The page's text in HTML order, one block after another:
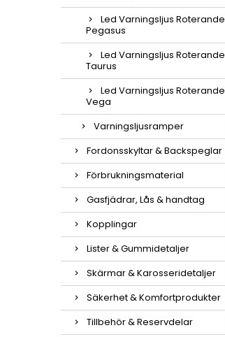
Led Varningsljus Roterande
Pegasus
Led Varningsljus Roterande
Taurus
Led Varningsljus Roterande
Vega
Varningsljusramper
Fordonsskyltar & Backspeglar
Förbrukningsmaterial
Gasfjädrar, Lås & handtag
Kopplingar
Lister & Gummidetaljer
Skärmar & Karosseridetaljer
Säkerhet & Komfortprodukter
Tillbehör & Reservdelar